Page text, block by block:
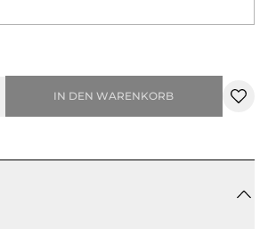
IN DEN WARENKORB